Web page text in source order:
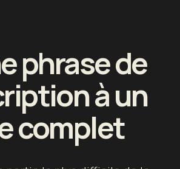
phrase de
à un
complet